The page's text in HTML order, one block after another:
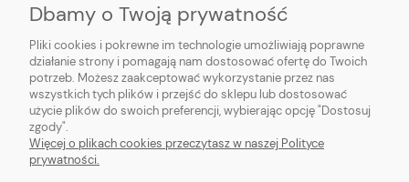
MOJE KONTO
PŁATNOŚCI I DOSTAWA
INFORMACJE
O NAS
Dbamy o Twoją prywatność
Pliki cookies i pokrewne im technologie umożliwiają poprawne
działanie strony i pomagają nam dostosować ofertę do Twoich
potrzeb. Możesz zaakceptować wykorzystanie przez nas
wszystkich tych plików i przejść do sklepu lub dostosować
użycie plików do swoich preferencji, wybierając opcję "Dostosuj
zgody".
Więcej o plikach cookies przeczytasz w naszej Polityce
prywatności.